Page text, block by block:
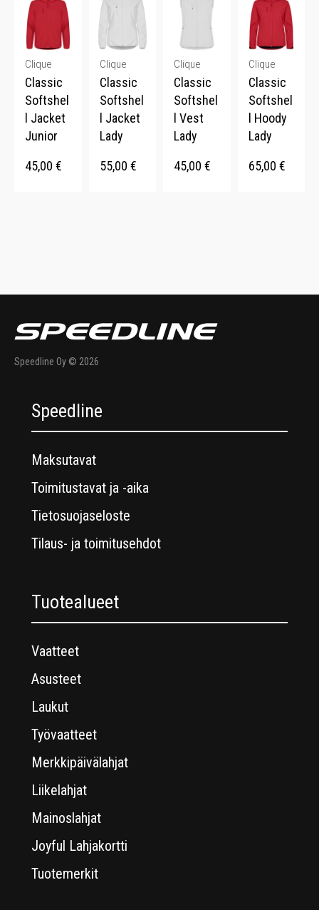
Clique
Classic
Softshel
l Jacket
Junior
45,00 €
Clique
Classic
Softshel
l Jacket
Lady
55,00 €
Clique
Classic
Softshel
l Vest
Lady
45,00 €
Clique
Classic
Softshel
l Hoody
Lady
65,00 €
Speedline Oy © 2026
Speedline
Maksutavat
Toimitustavat ja -aika
Tietosuojaseloste
Tilaus- ja toimitusehdot
Tuotealueet
Vaatteet
Asusteet
Laukut
Työvaatteet
Merkkipäivälahjat
Liikelahjat
Mainoslahjat
Joyful Lahjakortti
Tuotemerkit